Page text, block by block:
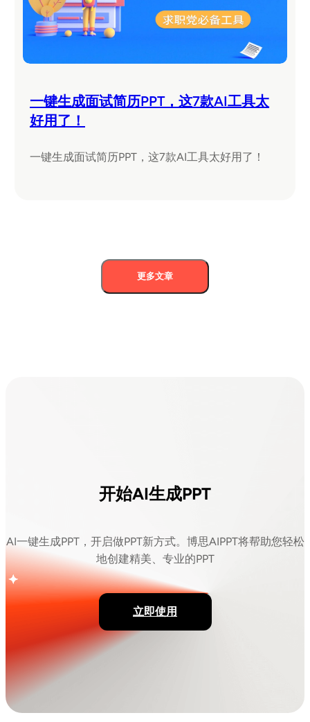
一键生成面试简历PPT，这7款AI工具太
好用了！
一键生成面试简历PPT，这7款AI工具太好用了！
更多文章
开始AI生成PPT
AI一键生成PPT，开启做PPT新方式。博思AIPPT将帮助您轻松
地创建精美、专业的PPT
立即使用